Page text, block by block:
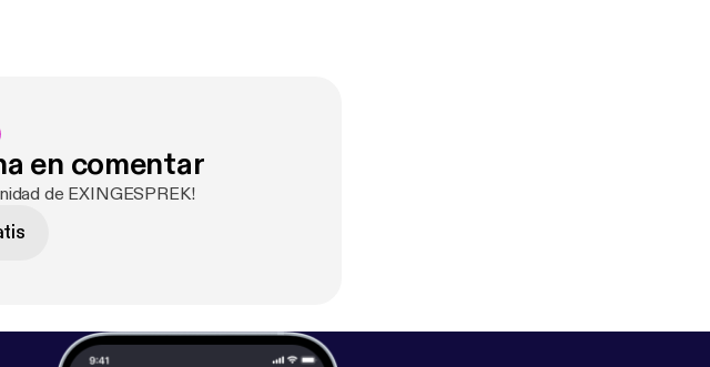
niet, dus doopt het duo ook deze
en comentar
de EXINGESPREK!